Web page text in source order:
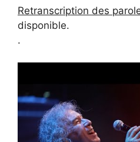
Retranscription des
disponible.
.